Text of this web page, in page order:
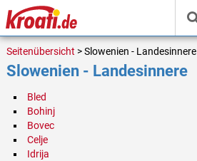
Seitenübersicht > Slowenien - Landesinnere
Slowenien - Landesinnere
Bled
Bohinj
Bovec
Celje
Idrija